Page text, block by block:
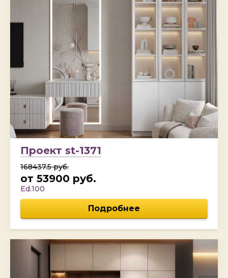
Проект st-1371
168437.5 руб.
от 53900 руб.
Ed.100
Подробнее